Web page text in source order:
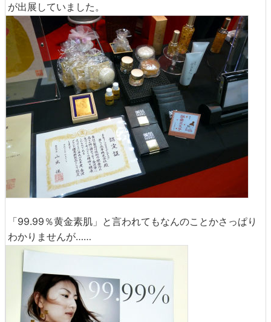
が出展していました。
「99.99％黄金素肌」と言われてもなんのことかさっぱり
わかりませんが……